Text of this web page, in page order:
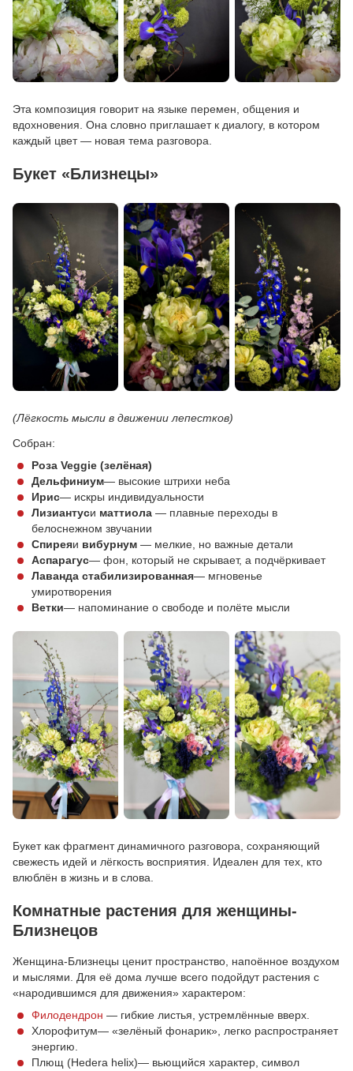
Эта композиция говорит на языке перемен, общения и
вдохновения. Она словно приглашает к диалогу, в котором
каждый цвет — новая тема разговора.
Букет «Близнецы»
(Лёгкость мысли в движении лепестков)
Собран:
Роза Veggie (зелёная)
Дельфиниум— высокие штрихи неба
Ирис— искры индивидуальности
Лизиантуси маттиола — плавные переходы в
белоснежном звучании
Спиреяи вибурнум — мелкие, но важные детали
Аспарагус— фон, который не скрывает, а подчёркивает
Лаванда стабилизированная— мгновенье
умиротворения
Ветки— напоминание о свободе и полёте мысли
Букет как фрагмент динамичного разговора, сохраняющий
свежесть идей и лёгкость восприятия. Идеален для тех, кто
влюблён в жизнь и в слова.
Комнатные растения для женщины-
Близнецов
Женщина-Близнецы ценит пространство, напоённое воздухом
и мыслями. Для её дома лучше всего подойдут растения с
«народившимся для движения» характером:
Филодендрон — гибкие листья, устремлённые вверх.
Хлорофитум— «зелёный фонарик», легко распространяет
энергию.
Плющ (Hedera helix)— вьющийся характер, символ